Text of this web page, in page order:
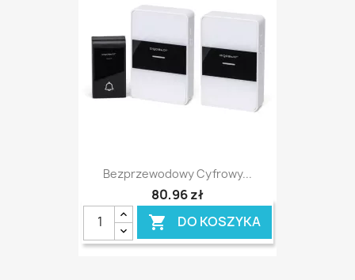
Bezprzewodowy Cyfrowy...
80,96 zł
 DO KOSZYKA